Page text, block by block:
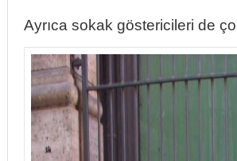
Ayrıca sokak göstericileri de